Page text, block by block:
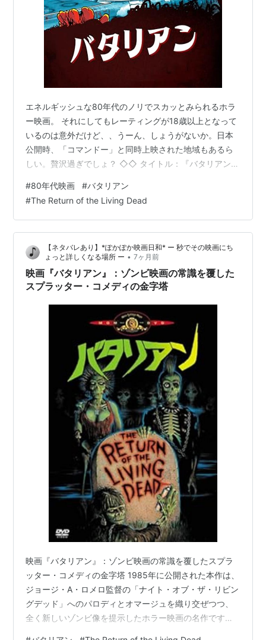
エネルギッシュな80年代のノリでスカッとみられるホラ
ー映画。 それにしてもレーティングが18歳以上となって
いるのは意外だけど、、うーん、しょうがないか。日本
公開時、「コマンドー」と同時上映された地域もあるら
しい。贅沢過ぎでしょ？ ◇◇ タイトル：『バタリアン』
オバノン 主演： トム・マシューズ ジェームズ・カレン
クルー・ギャラガー ドン・カルファ 公開年： 1985年8
月16日 国： アメリカ合衆国 上映時間：91分 ジャンル：
ホラー、コメディ あらすじ ケンタッキー州ルイビルのユ
ニーダ医療用品倉庫で、フラン…
#80年代映画 #バタリアン
#The Return of the Living Dead
【ネタバレあり】*ぽかぽか映画日和* ー 秒でその映画にち
ょっと詳しくなる場所 ー • 7ヶ月前
映画『バタリアン』：ゾンビ映画の常識を覆した
スプラッター・コメディの金字塔
映画『バタリアン』：ゾンビ映画の常識を覆したスプラ
ッター・コメディの金字塔 1985年に公開された本作は、
ジョージ・A・ロメロ監督の「ナイト・オブ・ザ・リビン
グデッド」へのパロディとオマージュを織り交ぜつつ、
全く新しいゾンビ像を提示したホラー映画の名作です。